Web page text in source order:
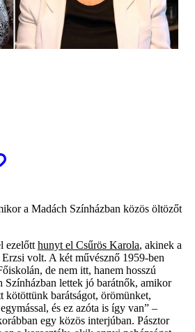
a Madách Színházban közös öltözőt
ezelőtt hunyt el Csűrös Karola, akinek a
volt. A két művésznő 1959-ben
de nem itt, hanem hosszú
Színházban lettek jó barátnők, amikor
kötöttünk barátságot, örömünket,
és ez azóta is így van” –
egy közös interjúban. Pásztor